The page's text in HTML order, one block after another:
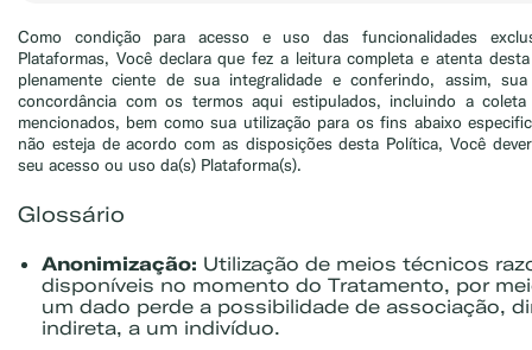
Como condição para acesso e uso das funcionalidades
Plataformas, Você declara que fez a leitura completa e atenta
plenamente ciente de sua integralidade e conferindo, assim,
concordância com os termos aqui estipulados, incluindo a
mencionados, bem como sua utilização para os fins abaixo
não esteja de acordo com as disposições desta Política, Você
seu acesso ou uso da(s) Plataforma(s).
Glossário
Anonimização: Utilização de meios técnicos
disponíveis no momento do Tratamento, por
um dado perde a possibilidade de associação,
indireta, a um indivíduo.